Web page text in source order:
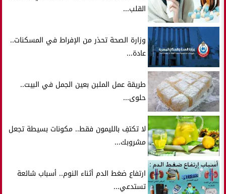
القلب...
وزارة الصحة تحذر من الإفراط في المسكنات..
عادة...
طريقة عمل الملبن بعين الجمل في البيت..
حلوى...
لا تكتفِ بالليمون فقط.. مكونات بسيطة تجعل
مشروبك...
ارتفاع ضغط الدم أثناء النوم.. أسباب شائعة
تستدعي...